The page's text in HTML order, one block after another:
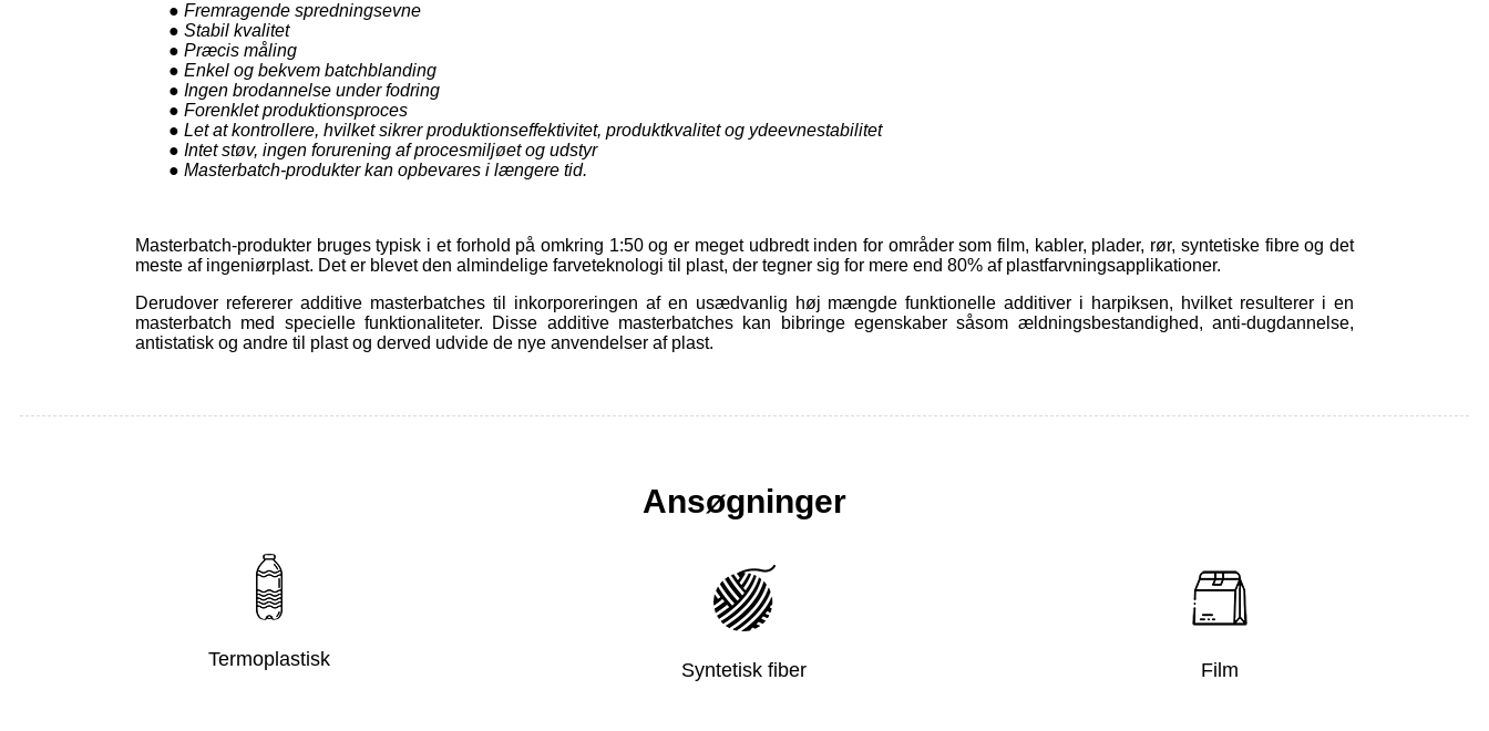
● Fremragende spredningsevne
● Stabil kvalitet
● Præcis måling
● Enkel og bekvem batchblanding
● Ingen brodannelse under fodring
● Forenklet produktionsproces
● Let at kontrollere, hvilket sikrer produktionseffektivitet, produktkvalitet og ydeevnestabilitet
● Intet støv, ingen forurening af procesmiljøet og udstyr
● Masterbatch-produkter kan opbevares i længere tid.
Masterbatch-produkter bruges typisk i et forhold på omkring 1:50 og er meget udbredt inden for områder som film, kabler, plader, rør, syntetiske fibre og det
meste af ingeniørplast. Det er blevet den almindelige farveteknologi til plast, der tegner sig for mere end 80% af plastfarvningsapplikationer.
Derudover refererer additive masterbatches til inkorporeringen af ​​en usædvanlig høj mængde funktionelle additiver i harpiksen, hvilket resulterer i en
masterbatch med specielle funktionaliteter. Disse additive masterbatches kan bibringe egenskaber såsom ældningsbestandighed, anti-dugdannelse,
antistatisk og andre til plast og derved udvide de nye anvendelser af plast.
Ansøgninger
Termoplastisk Syntetisk fiber Film